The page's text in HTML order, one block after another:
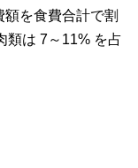
を食費合計で割
類は 7～11% を占